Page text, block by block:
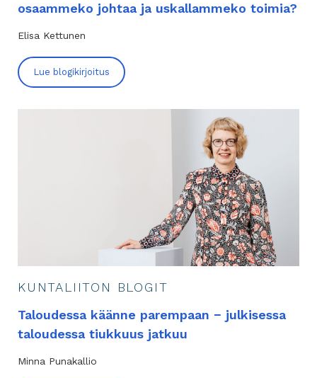
osaammeko johtaa ja uskallammeko toimia?
Elisa Kettunen
Lue blogikirjoitus
KUNTALIITON BLOGIT
Taloudessa käänne parempaan − julkisessa
taloudessa tiukkuus jatkuu
Minna Punakallio